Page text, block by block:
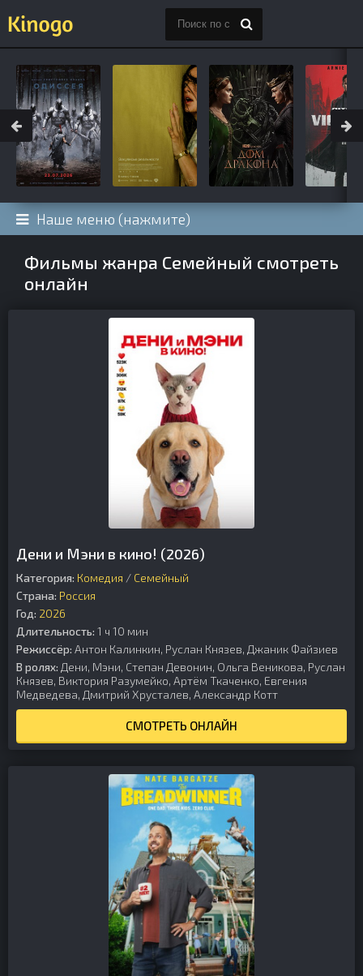
Наше меню (нажмите)
Фильмы жанра Семейный смотреть
онлайн
Дени и Мэни в кино! (2026)
Категория: Комедия / Семейный
Страна: Россия
Год: 2026
Длительность: 1 ч 10 мин
Режиссёр: Антон Калинкин, Руслан Князев, Джаник Файзиев
В ролях: Дени, Мэни, Степан Девонин, Ольга Веникова, Руслан
Князев, Виктория Разумейко, Артём Ткаченко, Евгения
Медведева, Дмитрий Хрусталев, Александр Котт
СМОТРЕТЬ ОНЛАЙН